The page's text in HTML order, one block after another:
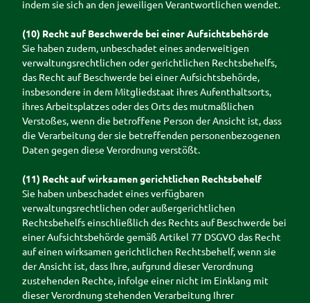
indem sie sich an den jeweiligen Verantwortlichen wendet.
(10) Recht auf Beschwerde bei einer Aufsichtsbehörde
Sie haben zudem, unbeschadet eines anderweitigen
verwaltungsrechtlichen oder gerichtlichen Rechtsbehelfs,
das Recht auf Beschwerde bei einer Aufsichtsbehörde,
insbesondere in dem Mitgliedstaat ihres Aufenthaltsorts,
ihres Arbeitsplatzes oder des Orts des mutmaßlichen
Verstoßes, wenn die betroffene Person der Ansicht ist, dass
die Verarbeitung der sie betreffenden personenbezogenen
Daten gegen diese Verordnung verstößt.
(11) Recht auf wirksamen gerichtlichen Rechtsbehelf
Sie haben unbeschadet eines verfügbaren
verwaltungsrechtlichen oder außergerichtlichen
Rechtsbehelfs einschließlich des Rechts auf Beschwerde bei
einer Aufsichtsbehörde gemäß Artikel 77 DSGVO das Recht
auf einen wirksamen gerichtlichen Rechtsbehelf, wenn sie
der Ansicht ist, dass Ihre, aufgrund dieser Verordnung
zustehenden Rechte, infolge einer nicht im Einklang mit
dieser Verordnung stehenden Verarbeitung Ihrer